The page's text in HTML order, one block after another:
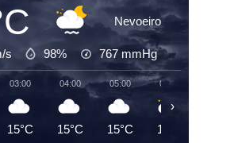
Nevoeiro
s 98% 767 mmHg
03:00
15°C
04:00
15°C
05:00
15°C
06:00
15°C
›